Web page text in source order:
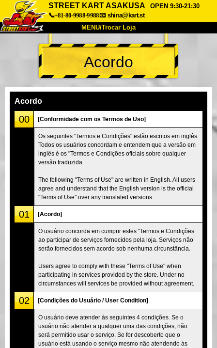
STREET KART ASAKUSA
OPEN 9:30-21:30
📞+81-80-9988-9988📧 shina@kart.st
MENU/Trocar Loja
INÍCIO
Sobre Especificações Preços
Empresa
Tokyo Shinagawa Tokyo Akihabara#1
Tokyo Akihabara#2 Tokyo Shibuya
Tokyo Shibuya Annex
Tokyo Asakusa Osaka
Okinawa
Acordo
Acordo
00 [Conformidade com os Termos de Uso]
Os seguintes "Termos e Condições" estão escritos em inglês.
Todos os usuários concordam e entendem que a versão em
inglês é os "Termos e Condições oficiais sobre qualquer
versão traduzida.
The following "Terms of Use" are written in English. All users
agree and understand that the English version is the official
"Terms of Use" over any translated versions.
01 [Acordo]
O usuário concorda em cumprir estes "Termos e Condições
ao participar de serviços fornecidos pela loja. Serviços não
serão fornecidos sem acordo sob nenhuma circunstância.
Users agree to comply with these "Terms of Use" when
participating in services provided by the store. Under no
circumstances will services be provided without agreement.
02 [Condições do Usuário / User Condition]
O usuário deve atender às seguintes 4 condições. Se o
usuário não atender a qualquer uma das condições, não
será permitido usar o serviço. Se for descoberto que o
usuário está usando o serviço mesmo não atendendo às